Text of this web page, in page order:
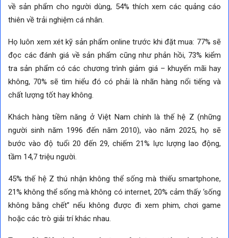
về sản phẩm cho người dùng, 54% thích xem các quảng cáo
thiên về trải nghiệm cá nhân.
Họ luôn xem xét kỹ sản phẩm online trước khi đặt mua: 77% sẽ
đọc các đánh giá về sản phẩm cũng như phản hồi, 73% kiểm
tra sản phẩm có các chương trình giảm giá – khuyến mãi hay
không, 70% sẽ tìm hiểu đó có phải là nhãn hàng nổi tiếng và
chất lượng tốt hay không.
Khách hàng tiềm năng ở Việt Nam chính là thế hệ Z (những
người sinh năm 1996 đến năm 2010), vào năm 2025, họ sẽ
bước vào độ tuổi 20 đến 29, chiếm 21% lực lượng lao động,
tầm 14,7 triệu người.
45% thế hệ Z thú nhận không thể sống mà thiếu smartphone,
21% không thể sống mà không có internet, 20% cảm thấy ‘sống
không bằng chết” nếu không được đi xem phim, chơi game
hoặc các trò giải trí khác nhau.